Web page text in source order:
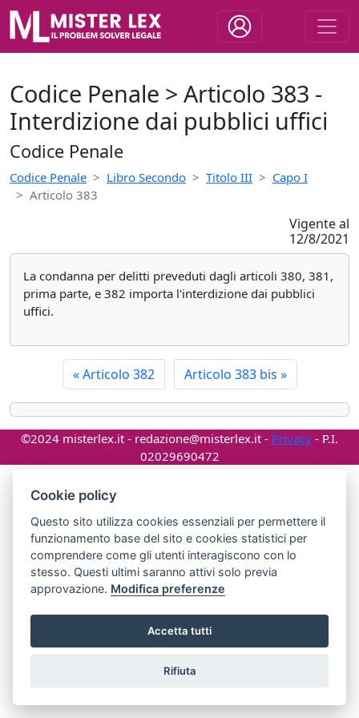
Codice Penale > Articolo 383 -
Interdizione dai pubblici uffici
Codice Penale
Codice Penale Libro Secondo Titolo III
Capo I
Articolo 383
Vigente al
12/8/2021
La condanna per delitti preveduti dagli articoli 380, 381,
prima parte, e 382 importa l'interdizione dai pubblici
uffici.
«Articolo 382 Articolo 383 bis »
©2024 misterlex.it - redazione@misterlex.it - Privacy - P.I.
02029690472
Cookie policy
Questo sito utilizza cookies essenziali per permettere il
funzionamento base del sito e cookies statistici per
comprendere come gli utenti interagiscono con lo
stesso. Questi ultimi saranno attivi solo previa
approvazione. Modifica preferenze
Accetta tutti
Rifiuta